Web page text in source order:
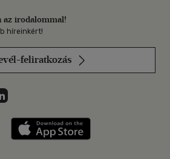
az irodalommal!
híreinkért!
feliratkozás
on
Instagramon
Libri a LinkedInen
applikáció Szerezd meg: Google